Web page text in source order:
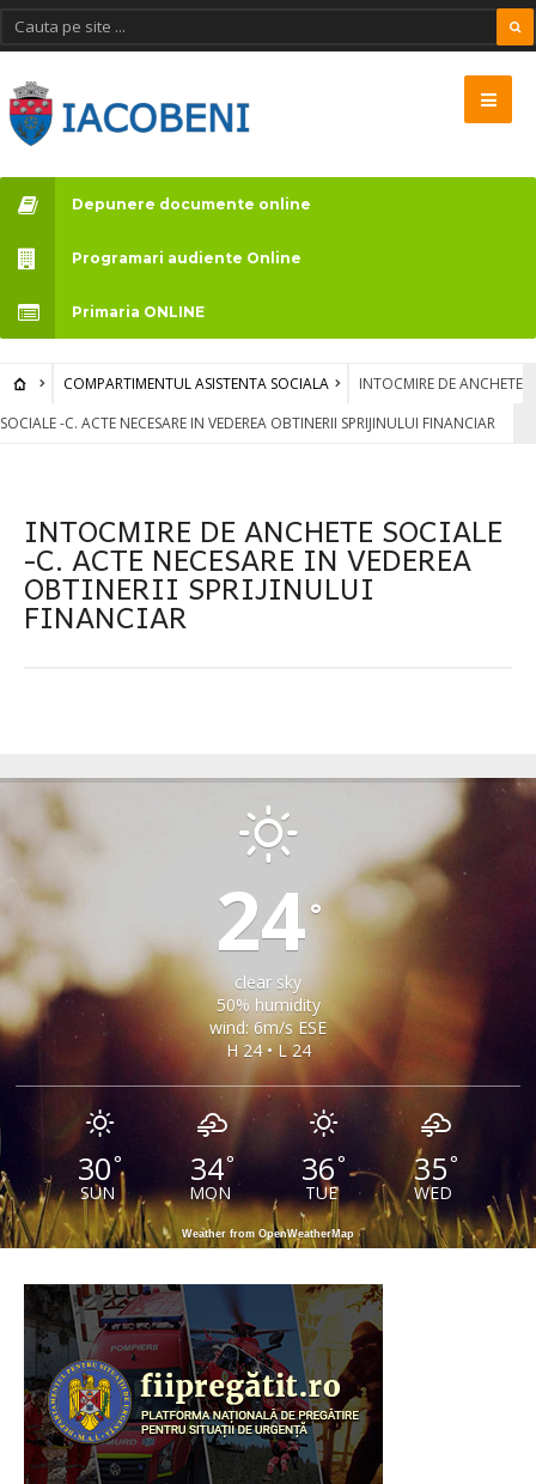
Vă
rugăm
să
rețineți:
Acest
site
web
un
sistem
de
Depunere documente online
Programari audiente Online
Primaria ONLINE
COMPARTIMENTUL ASISTENTA SOCIALA
INTOCMIRE DE ANCHETE
SOCIALE -C. ACTE NECESARE IN VEDEREA OBTINERII SPRIJINULUI FINANCIAR
INTOCMIRE DE ANCHETE SOCIALE
-C. ACTE NECESARE IN VEDEREA
OBTINERII SPRIJINULUI
FINANCIAR
24°
clear sky
50% humidity
wind: 6m/s ESE
H 24 • L 24
30°
SUN
34°
MON
36°
TUE
35°
WED
Weather from OpenWeatherMap